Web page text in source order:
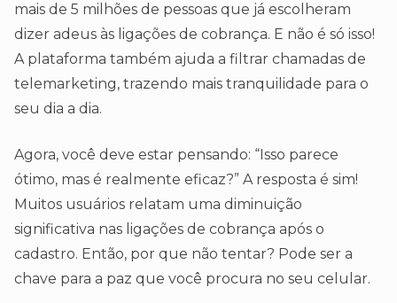
mais de 5 milhões de pessoas que já escolheram
dizer adeus às ligações de cobrança. E não é só isso!
A plataforma também ajuda a filtrar chamadas de
telemarketing, trazendo mais tranquilidade para o
seu dia a dia.
Agora, você deve estar pensando: “Isso parece
ótimo, mas é realmente eficaz?” A resposta é sim!
Muitos usuários relatam uma diminuição
significativa nas ligações de cobrança após o
cadastro. Então, por que não tentar? Pode ser a
chave para a paz que você procura no seu celular.